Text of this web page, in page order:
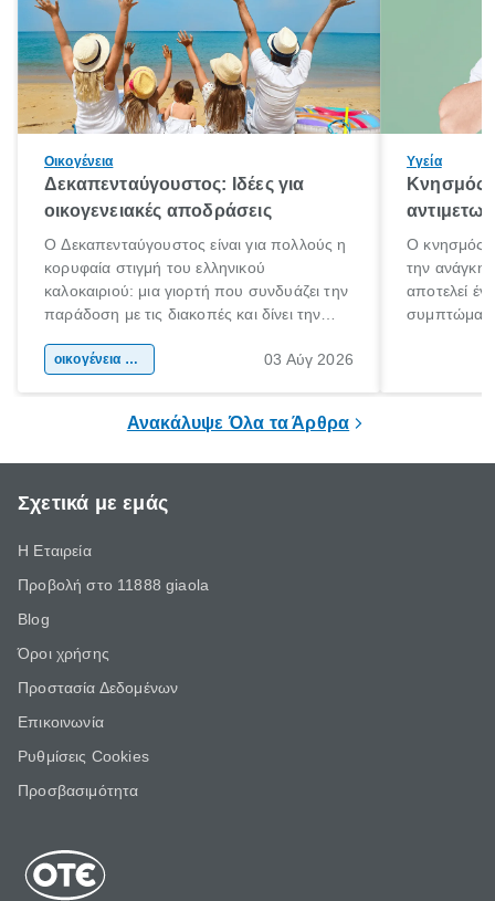
Οικογένεια
Δεκαπενταύγουστος: Ιδέες για
οικογενειακές αποδράσεις
Ο Δεκαπενταύγουστος είναι για πολλούς η
κορυφαία στιγμή του ελληνικού
καλοκαιριού: μια γιορτή που συνδυάζει την
παράδοση με τις διακοπές και δίνει την
χώρας. Είτε πρόκειται για λίγες μέρες
οικογένεια & παιδί 03 Αύγ 2026
Υγεία
Κνησμός:
Ο κνησμός
την ανάγκη
αποτελεί
Ανακάλυψε Όλα τα Άρθρα
Σχετικά με εμάς
Η Εταιρεία
Προβολή στο 11888 giaola
Blog
Όροι χρήσης
Προστασία Δεδομένων
Επικοινωνία
Ρυθμίσεις Cookies
Προσβασιμότητα